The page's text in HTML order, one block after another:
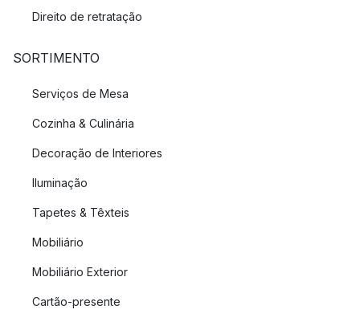
Direito de retratação
SORTIMENTO
Serviços de Mesa
Cozinha & Culinária
Decoração de Interiores
Iluminação
Tapetes & Têxteis
Mobiliário
Mobiliário Exterior
Cartão-presente